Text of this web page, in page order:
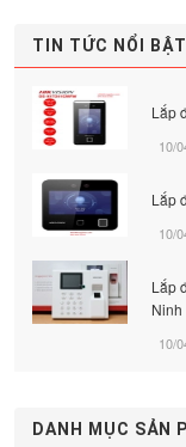
TIN TỨC NỔI BẬT
Lắp
10/
Lắp
10/
Lắp
Ninh
10/
DANH MỤC SẢN